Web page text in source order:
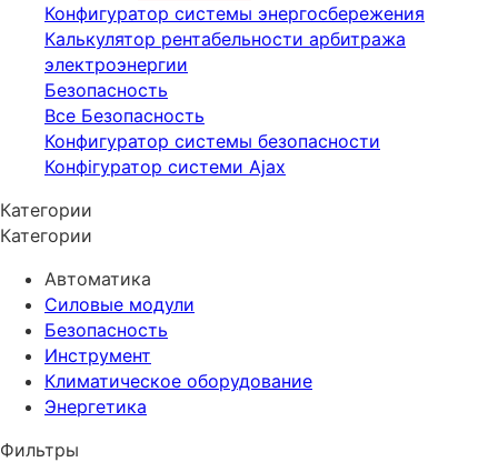
Конфигуратор системы энергосбережения
Калькулятор рентабельности арбитража
электроэнергии
Безопасность
Все Безопасность
Конфигуратор системы безопасности
Конфігуратор системи Ajax
Категории
Категории
Автоматика
Силовые модули
Безопасность
Инструмент
Климатическое оборудование
Энергетика
Фильтры